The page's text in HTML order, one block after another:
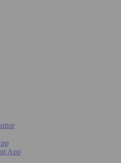
App